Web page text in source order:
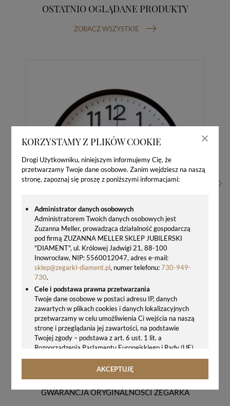
KORZYSTAMY Z PLIKÓW COOKIE
Drogi Użytkowniku, niniejszym informujemy Cię, że
przetwarzamy Twoje dane osobowe. Zanim wejdziesz na naszą
stronę, zapoznaj się proszę z poniższymi informacjami:
Administrator danych osobowych
Administratorem Twoich danych osobowych jest
Zuzanna Meller, prowadząca działalność gospodarczą
pod firmą ZUZANNA MELLER SKLEP JUBILERSKI
"DIAMENT", ul. Królowej Jadwigi 21, 88-100
Inowrocław, NIP: 5560012047, adres e-mail:
sklep@zegarki-diament.pl, numer telefonu:730-949-
730.
Cele i podstawa prawna przetwarzania
Twoje dane osobowe w postaci adresu IP, danych
zawartych w plikach cookies i danych lokalizacyjnych
przetwarzamy w celu umożliwienia Ci wejścia na naszą
stronę i przeglądania jej zawartości, na podstawie
Twojej zgody – podstawa z art. 6 ust. 1 lit. a
Rozporządzenia Parlamentu Europejskiego i Rady (UE)
2016/679 z 27.04.2016 r. w sprawie ochrony osób
fizycznych w związku z przetwarzaniem danych
rozporządzenie o ochronie danych, tj. RODO).
AKCEPTUJĘ
OSTATNIO OGLĄDANE PRODUKTY
ZOBACZ WSZYSTKIE
66,00 zł
GWARANCJA ORYGINALNOŚCI ZEGARKA